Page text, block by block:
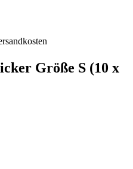
Größe S (10 x